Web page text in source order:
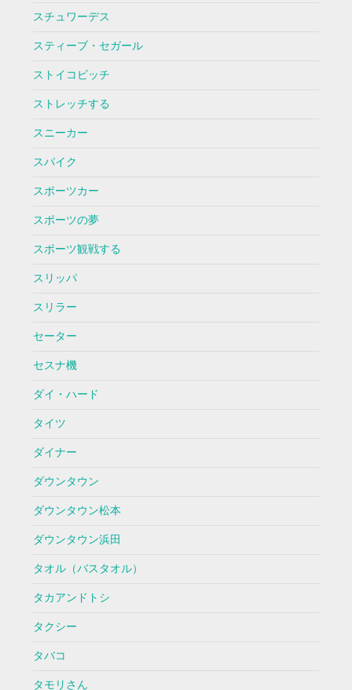
スチュワーデス
スティーブ・セガール
ストイコビッチ
ストレッチする
スニーカー
スパイク
スポーツカー
スポーツの夢
スポーツ観戦する
スリッパ
スリラー
セーター
セスナ機
ダイ・ハード
タイツ
ダイナー
ダウンタウン
ダウンタウン松本
ダウンタウン浜田
タオル（バスタオル）
タカアンドトシ
タクシー
タバコ
タモリさん